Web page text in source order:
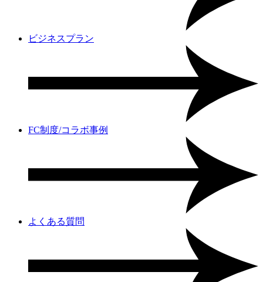
ビジネスプラン
FC制度/コラボ事例
よくある質問